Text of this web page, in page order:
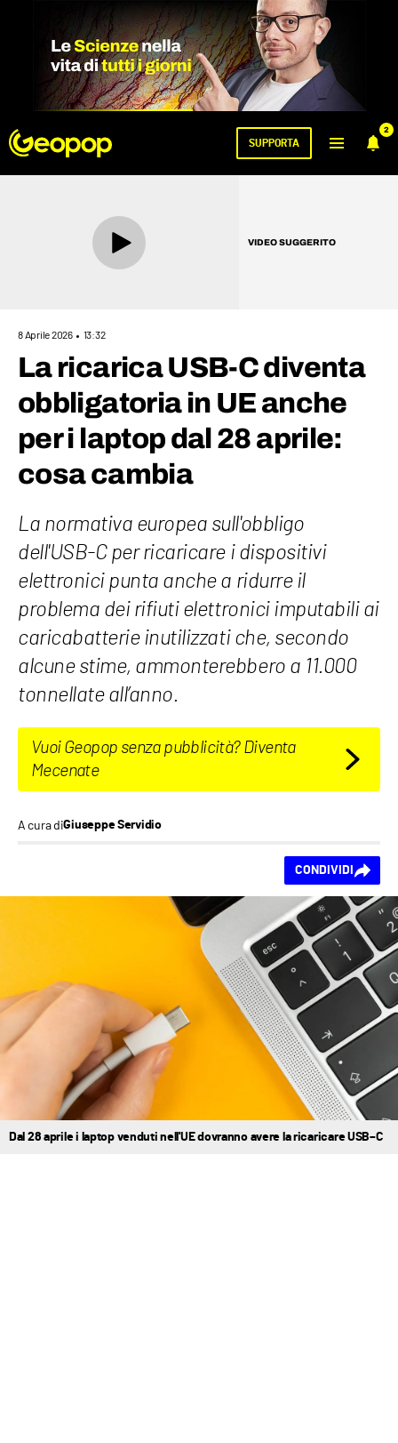
2
SUPPORTA
VIDEO SUGGERITO
8 Aprile 2026 13:32
La ricarica USB-C diventa
obbligatoria in UE anche
per i laptop dal 28 aprile:
cosa cambia
La normativa europea sull'obbligo
dell'USB-C per ricaricare i dispositivi
elettronici punta anche a ridurre il
problema dei rifiuti elettronici imputabili ai
caricabatterie inutilizzati che, secondo
alcune stime, ammonterebbero a 11.000
tonnellate all’anno.
Vuoi Geopop senza pubblicità? Diventa
Mecenate
A cura diGiuseppe Servidio
CONDIVIDI
Dal 28 aprile i laptop venduti nell'UE dovranno avere la ricaricare USB–C